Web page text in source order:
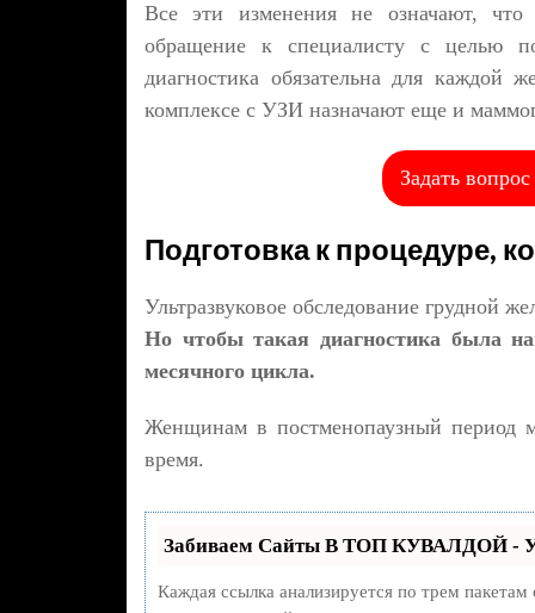
Все эти изменения не означают,
обращение к специалисту с целью
диагностика обязательна для каждой
комплексе с УЗИ назначают еще и
Задать
Подготовка к процедуре,
Ультразвуковое обследование грудной
Но чтобы такая диагностика была
месячного цикла.
Женщинам в постменопаузный период
время.
Забиваем Сайты В ТОП КУВАЛДОЙ -
Каждая ссылка анализируется по трем